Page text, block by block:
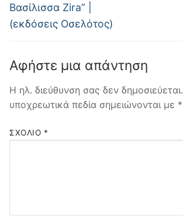
Βασίλισσα Zira” |
(εκδόσεις Οσελότος)
Αφήστε μια απάντηση
Η ηλ. διεύθυνση σας δεν δημοσιεύεται.
υποχρεωτικά πεδία σημειώνονται με *
ΣΧΌΛΙΟ *